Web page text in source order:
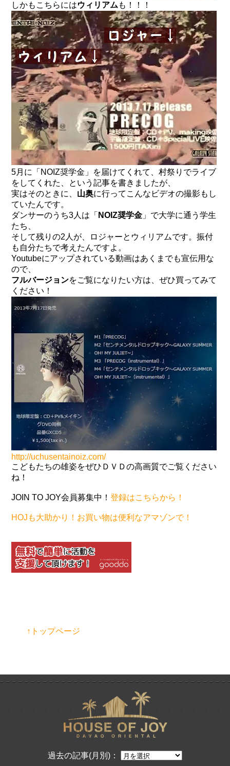
しかもこちらにはウィリアム も！！！
5月に「NOIZ奨学金」を届けてくれて、村祭りでライブ
をしてくれた、という記事を書きましたが、
実はそのときに、 山奥に行ってこんなビデオの撮影もし
ていたんです。
ダンサーのうち3人は「 NOIZ奨学金 」で大学に通う学生
たち、
そして残りの2人が、ロジャーとウィリアムです。振付
も自分たちで考えたんですよ。
Youtubeにアップされている動画はあくまでも宣伝用な
ので、
フルバージョンをご覧になりたい方は、ぜひ買ってみて
ください！
http://uchusentainoiz.com/
こどもたちの雄姿をぜひＤＶＤの高画質でご覧ください
ね！
JOIN TO JOY会員募集中！登録はこちらから！
HOJも大助かり！お買い物は便利なアマゾンで！
↑トップページ
過去の記事(月別)：